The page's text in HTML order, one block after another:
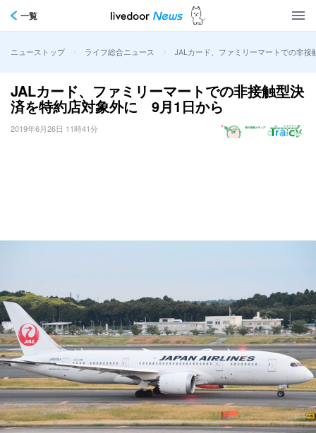
一覧
ニューストップ > ライフ総合ニュース > JALカード、ファミリーマートでの非
JALカード、ファミリーマートでの非接触型決
済を特約店対象外に 9月1日から
2019年6月26日 11時41分